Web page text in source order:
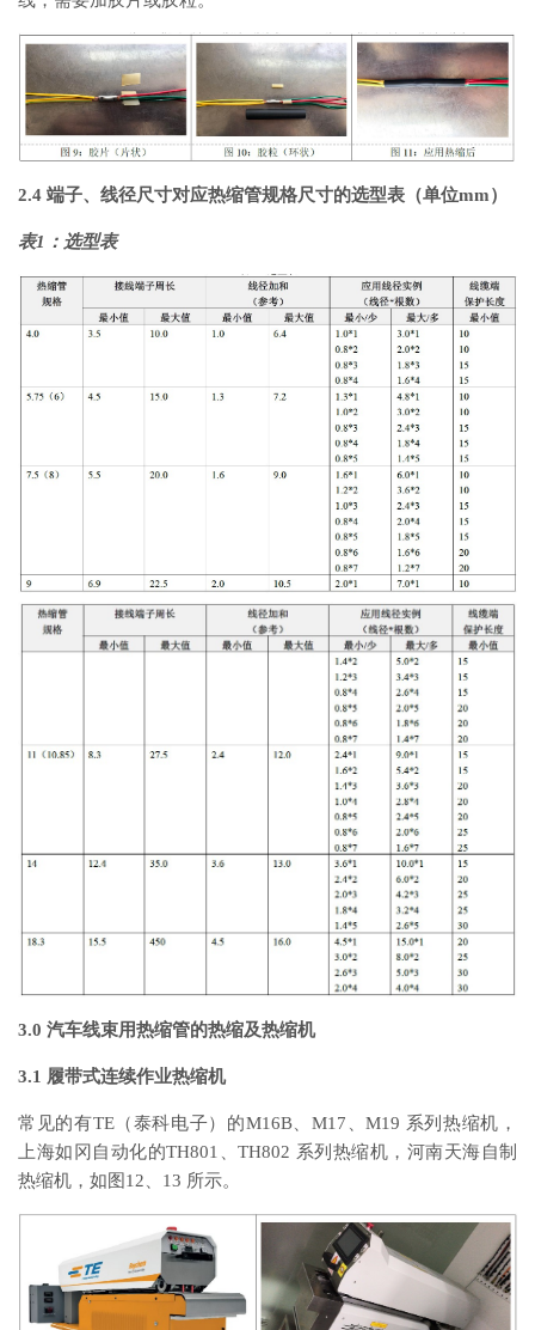
2.4 端子、线径尺寸对应热缩管规格尺寸的选型表（单位mm）
表1：选型表
3.0 汽车线束用热缩管的热缩及热缩机
3.1 履带式连续作业热缩机
常见的有TE（泰科电子）的M16B、M17、M19 系列热缩机，
上海如冈自动化的TH801、TH802 系列热缩机，河南天海自制
热缩机，如图12、13 所示。